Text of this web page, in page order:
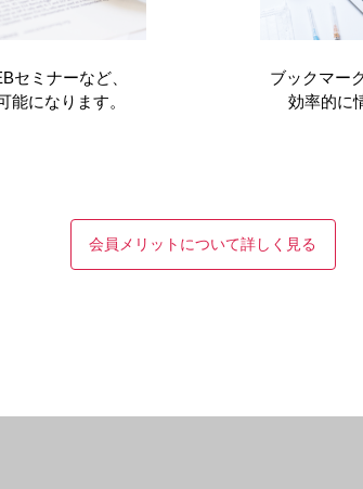
るなどしましたが、最近は希望される方がい
れる患者さんも多いようです。
臓器移植に限らず、手術のために全身麻酔を
してもらい、その結果を記した体温表を持参し
外科と腎臓内科が共同で診療にあたってい
す。患者さんを中心に、外科と内科がそれ
セミナーなど、
能になります。
ブックマー
効率的に
会員メリットについて詳しく見る